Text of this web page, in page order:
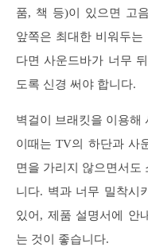
품, 책 등)이 있으면 고
앞쪽은 최대한 비워두
다면 사운드바가 너무
도록 신경 써야 합니다.
벽걸이 브래킷을 이용해
이때는 TV의 하단과 사
면을 가리지 않으면서도
니다. 벽과 너무 밀착시
있어, 제품 설명서에 안
는 것이 좋습니다.